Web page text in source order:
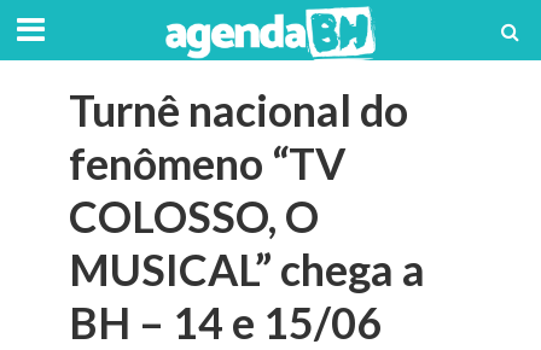
Turnê nacional do
fenômeno “TV
COLOSSO, O
MUSICAL” chega a
BH – 14 e 15/06